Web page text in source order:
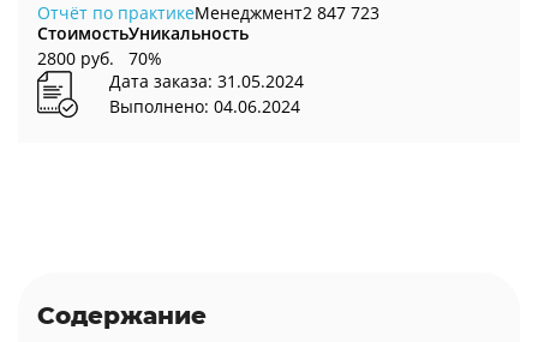
Отчёт по практикеМенеджмент2 847 723
Стоимость
2800 руб.
Уникальность
70%
Дата заказа: 31.05.2024
Выполнено: 04.06.2024
Содержание